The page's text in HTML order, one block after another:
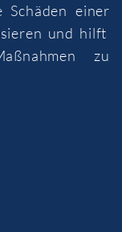
einer
und hilft
zu